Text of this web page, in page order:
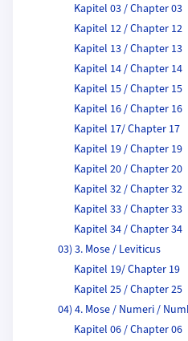
Kapitel 03 / Chapter 03
Kapitel 12 / Chapter 12
Kapitel 13 / Chapter 13
Kapitel 14 / Chapter 14
Kapitel 15 / Chapter 15
Kapitel 16 / Chapter 16
Kapitel 17/ Chapter 17
Kapitel 19 / Chapter 19
Kapitel 20 / Chapter 20
Kapitel 32 / Chapter 32
Kapitel 33 / Chapter 33
Kapitel 34 / Chapter 34
03) 3. Mose / Leviticus
Kapitel 19/ Chapter 19
Kapitel 25 / Chapter 25
04) 4. Mose / Numeri /
Kapitel 06 / Chapter 06